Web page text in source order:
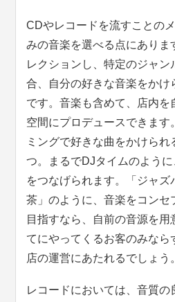
CDやレコードを流すことの
みの音楽を選べる点にありま
レクションし、特定のジャ
合、自分の好きな音楽をかけ
です。音楽も含めて、店内を
空間にプロデュースできます
ミングで好きな曲をかけられ
つ。まるでDJタイムのよう
をつなげられます。「ジャズ
茶」のように、音楽をコンセ
目指すなら、自前の音源を用
てにやってくるお客のみなら
店の運営にあたれるでしょう。
レコードにおいては、音質